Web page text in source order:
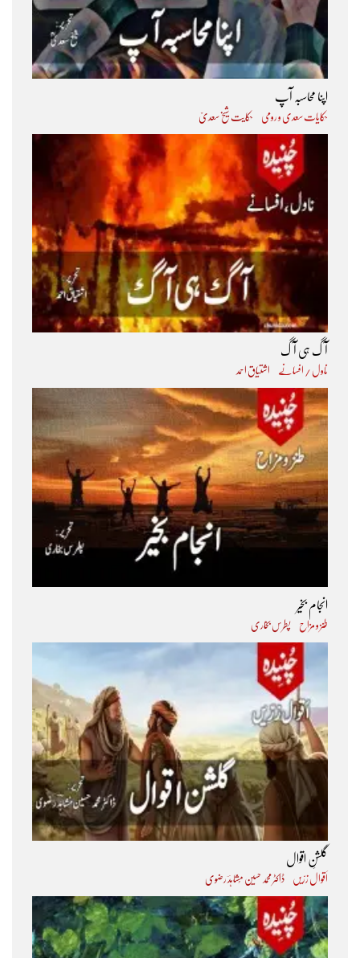
اپنا محاسبہ آپ
حکایات سعدی و رومی حکایت شیخ سعدیؒ
آگ ہی آگ
ناول / افسانے اشتیاق احمد
انجام بخیر
طنز و مزاح پطرس بخاری
گلشنِ اقوال
اَقوال زرّیں ڈاکٹر محمد حسین مُشاہدؔ رضوی